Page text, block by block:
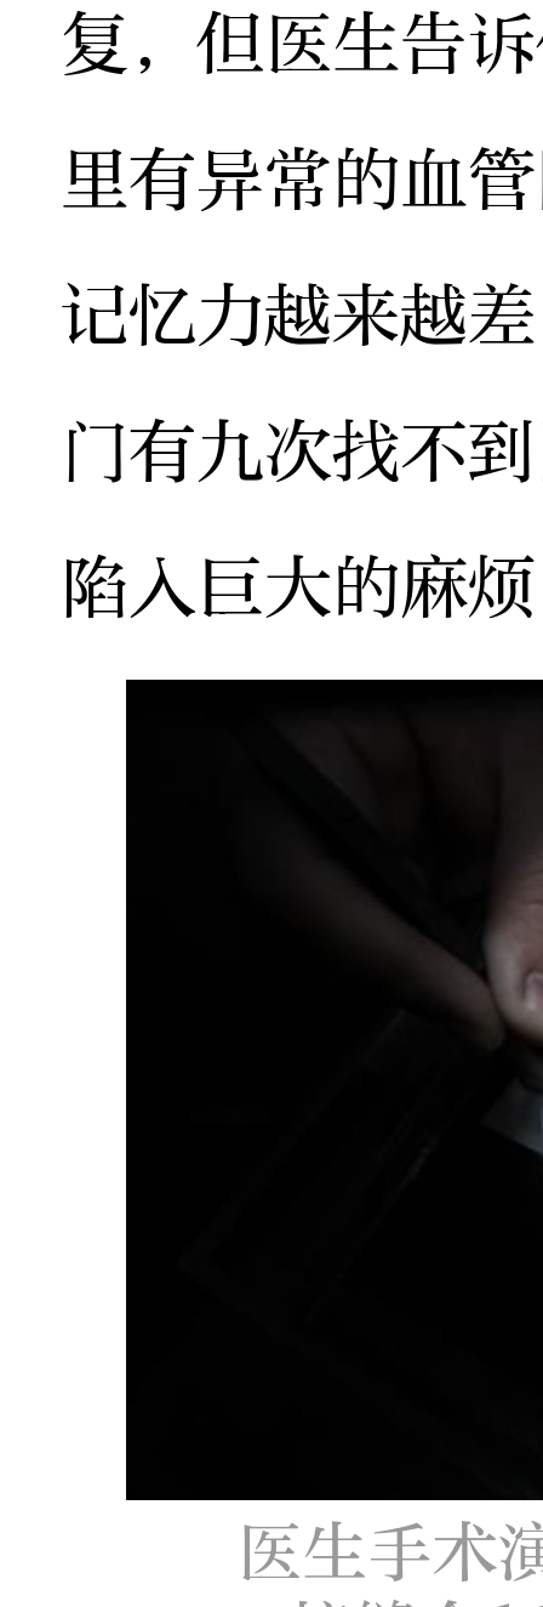
复，但医生告
里有异常的血
记忆力越来越
门有九次找不
陷入巨大的麻
医生手术